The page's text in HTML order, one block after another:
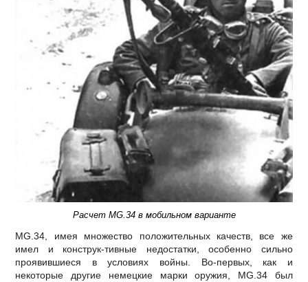
Расчет MG.34 в мобильном варианте
МG.34, имея множество положительных качеств, все же
имел и конструк-тивные недостатки, особенно сильно
проявившиеся в условиях войны. Во-первых, как и
некоторые другие немецкие марки оружия, МG.34 был